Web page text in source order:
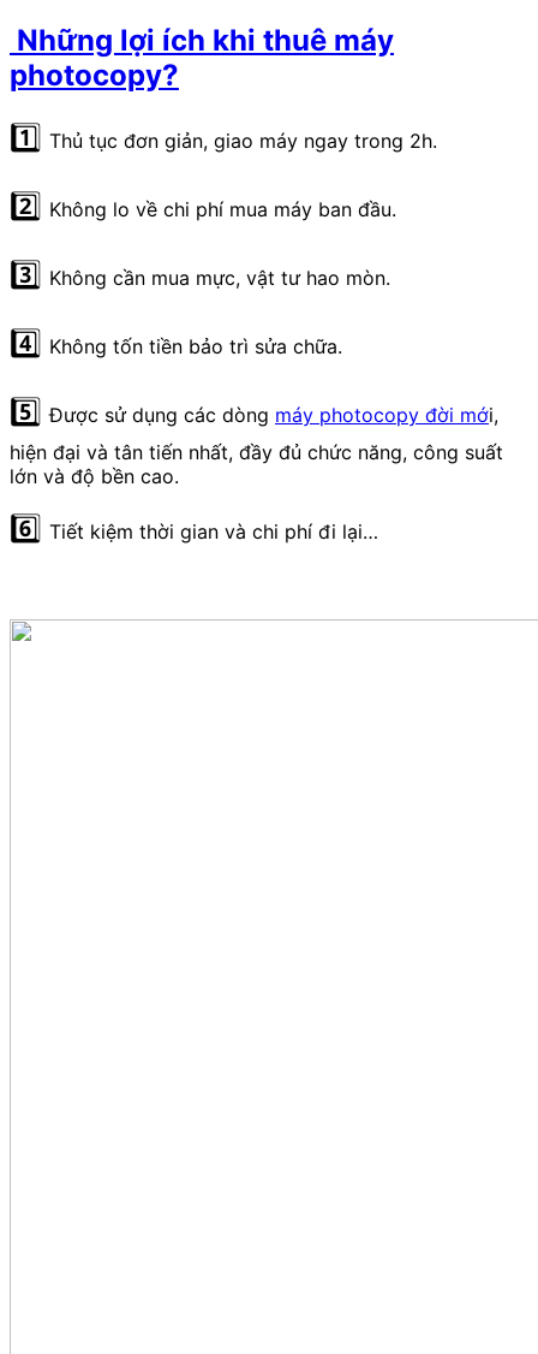
Những lợi ích khi thuê máy
photocopy?
1️⃣ Thủ tục đơn giản, giao máy ngay trong 2h.
2️⃣ Không lo về chi phí mua máy ban đầu.
3️⃣ Không cần mua mực, vật tư hao mòn.
4️⃣ Không tốn tiền bảo trì sửa chữa.
5️⃣Được sử dụng các dòng máy photocopy đời mới,
hiện đại và tân tiến nhất, đầy đủ chức năng, công suất
lớn và độ bền cao.
6️⃣ Tiết kiệm thời gian và chi phí đi lại…